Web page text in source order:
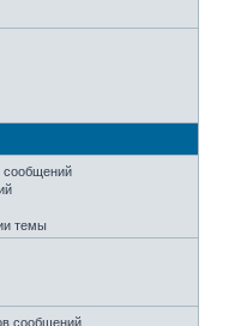
сообщений
темы
сообщений